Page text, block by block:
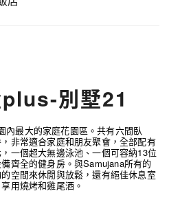
別墅21
內最大的家庭花園區。共有六間臥
非常適合家庭和朋友聚會，全部配有
一個超大無邊泳池、一個可容納13位
齊全的健身房。與Samujana所有的
空間來休閒與放鬆，還有絕佳休息室
用燒烤和雞尾酒。